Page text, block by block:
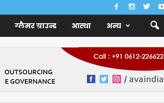
ग्लैमर ग्राउन्ड आस्था अन्य